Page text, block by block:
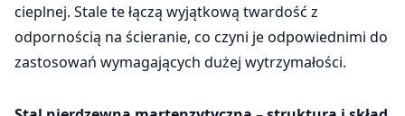
cieplnej. Stale te łączą wyjątkową twardość z
odpornością na ścieranie, co czyni je odpowiednimi do
zastosowań wymagających dużej wytrzymałości.